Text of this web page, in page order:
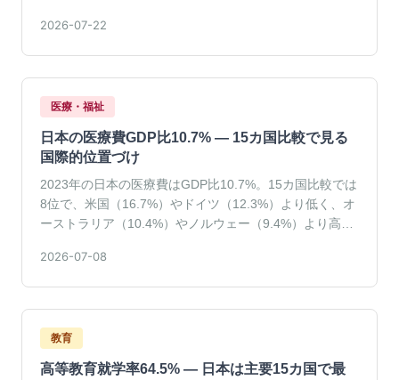
2026-07-22
医療・福祉
日本の医療費GDP比10.7% — 15カ国比較で見る
国際的位置づけ
2023年の日本の医療費はGDP比10.7%。15カ国比較では
8位で、米国（16.7%）やドイツ（12.3%）より低く、オ
ーストラリア（10.4%）やノルウェー（9.4%）より高い
2026-07-08
教育
高等教育就学率64.5% — 日本は主要15カ国で最